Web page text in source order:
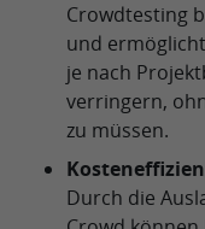
Crowdtesting
und
je nach
verringern,
zu müssen.
Durch die